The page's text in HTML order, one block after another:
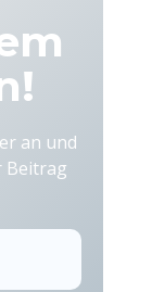
an und
Beitrag